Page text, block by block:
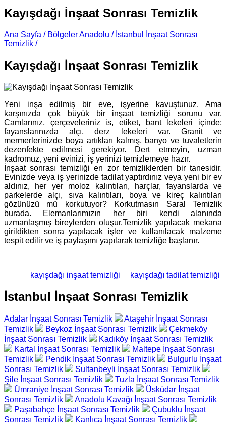
Kayışdağı İnşaat Sonrası Temizlik
Ana Sayfa / Bölgeler Anadolu / İstanbul İnşaat Sonrası
Temizlik /
Kayışdağı İnşaat Sonrası Temizlik
Yeni inşa edilmiş bir eve, işyerine kavuştunuz. Ama
karşınızda çok büyük bir inşaat temizliği sorunu var.
Camlarınız, çerçeveleriniz is, etiket, bant lekeleri içinde;
fayanslarınızda alçı, derz lekeleri var. Granit ve
mermerlerinizde boya artıkları kalmış, banyo ve tuvaletlerin
dezenfekte edilmesi gerekiyor. Dert etmeyin, uzman
kadromuz, yeni evinizi, iş yerinizi temizlemeye hazır.
İnşaat sonrası temizliği en zor temizliklerden bir tanesidir.
Evinizde veya iş yerinizde tadilat yaptırdınız veya yeni bir ev
aldınız, her yer moloz kalıntıları, harçlar, fayanslarda ve
parkelerde alçı, sıva kalıntıları, boya ve kireç kalıntıları
gözünüzü mü korkutuyor? Korkutmasın Saral Temizlik
burada. Elemanlarımızın her biri kendi alanında
uzmanlaşmış bireylerden oluşur.Temizlik yapılacak mekana
girildikten sonra yapılacak işler ve kullanılacak malzeme
tespit edilir ve iş paylaşımı yapılarak temizliğe başlanır.
kayışdağı inşaat temizliği kayışdağı tadilat temizliği
İstanbul İnşaat Sonrası Temizlik
Adalar İnşaat Sonrası Temizlik
Ataşehir İnşaat Sonrası
Temizlik
Beykoz İnşaat Sonrası Temizlik
Çekmeköy
İnşaat Sonrası Temizlik
Kadıköy İnşaat Sonrası Temizlik
Kartal İnşaat Sonrası Temizlik
Maltepe İnşaat Sonrası
Temizlik
Pendik İnşaat Sonrası Temizlik
Bulgurlu İnşaat
Sonrası Temizlik
Sultanbeyli İnşaat Sonrası Temizlik
Şile İnşaat Sonrası Temizlik
Tuzla İnşaat Sonrası Temizlik
Ümraniye İnşaat Sonrası Temizlik
Üsküdar İnşaat
Sonrası Temizlik
Anadolu Kavağı İnşaat Sonrası Temizlik
Paşabahçe İnşaat Sonrası Temizlik
Çubuklu İnşaat
Sonrası Temizlik
Kanlıca İnşaat Sonrası Temizlik